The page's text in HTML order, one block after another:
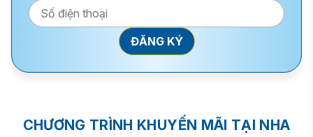
CHƯƠNG TRÌNH KHUYẾN MÃI TẠI NHA